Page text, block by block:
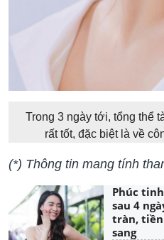
Trong 3 ngày tới, tổng thể
rất tốt, đặc biệt là về
(*) Thông tin mang tính
Phúc
sau 4
tràn,
sang